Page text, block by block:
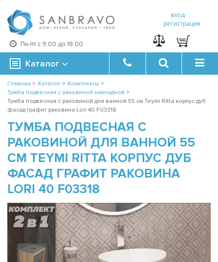
Пн-пт с 9:00 до 18:00
вход
регистрация
Каталог
Главная > Каталог > Комплекты >
Тумба подвесная с раковиной накладной >
Тумба подвесная с раковиной для ванной 55 см Teymi Ritta корпус дуб
фасад графит раковина Lori 40 F03318
ТУМБА ПОДВЕСНАЯ С
РАКОВИНОЙ ДЛЯ ВАННОЙ 55
СМ TEYMI RITTA КОРПУС ДУБ
ФАСАД ГРАФИТ РАКОВИНА
LORI 40 F03318